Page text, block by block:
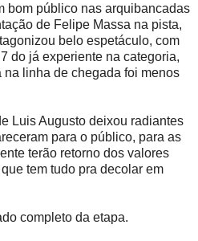
bom público nas arquibancadas
de Felipe Massa na pista,
belo espetáculo, com
do já experiente na categoria,
na linha de chegada foi menos
Luis Augusto deixou radiantes
para o público, para as
terão retorno dos valores
tem tudo pra decolar em
completo da etapa.